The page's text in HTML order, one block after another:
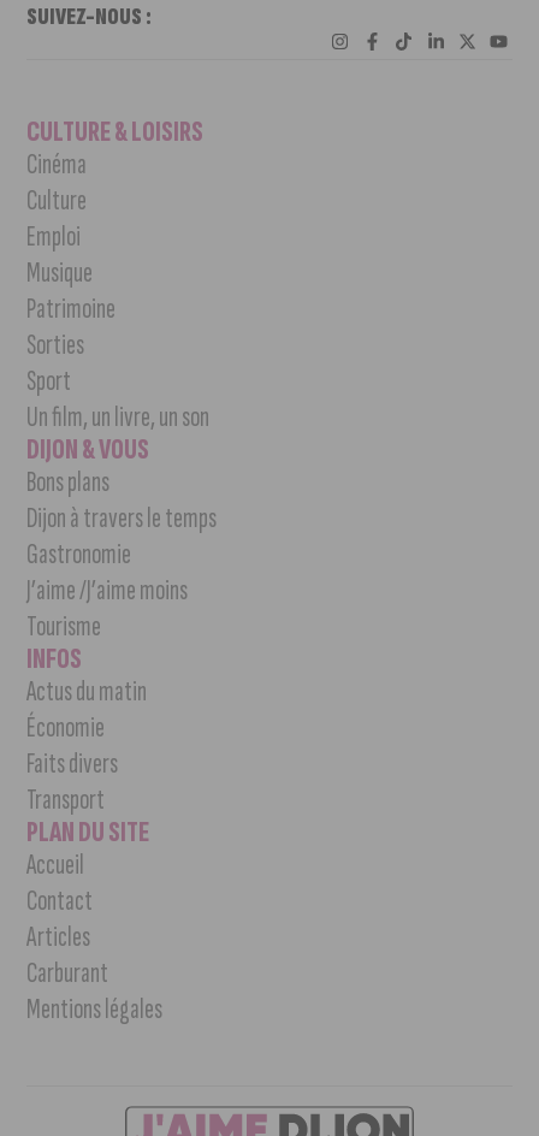
SUIVEZ-NOUS :
CULTURE & LOISIRS
Cinéma
Culture
Emploi
Musique
Patrimoine
Sorties
Sport
Un film, un livre, un son
DIJON & VOUS
Bons plans
Dijon à travers le temps
Gastronomie
J’aime /J’aime moins
Tourisme
INFOS
Actus du matin
Économie
Faits divers
Transport
PLAN DU SITE
Accueil
Contact
Articles
Carburant
Mentions légales